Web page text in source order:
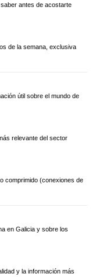
antes de acostarte
de la semana, exclusiva
útil sobre el mundo de
relevante del sector
comprimido (conexiones de
en Galicia y sobre los
y la información más